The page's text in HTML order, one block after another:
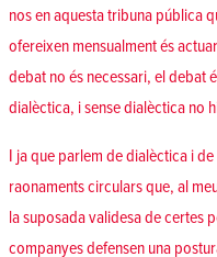
nos en aquesta tribuna pública
ofereixen mensualment és
debat no és necessari, el debat
dialèctica, i sense dialèctica no
I ja que parlem de dialèctica i
raonaments circulars que, al
la suposada validesa de certes
companyes defensen una